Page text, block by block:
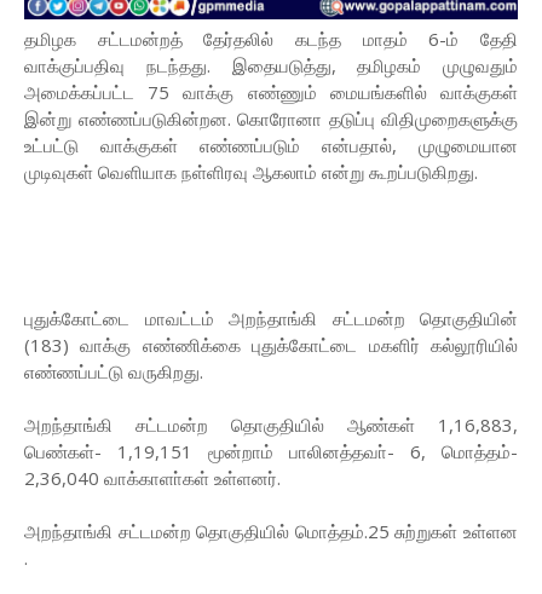
தமிழக சட்டமன்றத் தேர்தலில் கடந்த மாதம் 6-ம் தேதி
வாக்குப்பதிவு நடந்தது. இதையடுத்து, தமிழகம் முழுவதும்
அமைக்கப்பட்ட 75 வாக்கு எண்ணும் மையங்களில் வாக்குகள்
இன்று எண்ணப்படுகின்றன. கொரோனா தடுப்பு விதிமுறைகளுக்கு
உட்பட்டு வாக்குகள் எண்ணப்படும் என்பதால், முழுமையான
முடிவுகள் வெளியாக நள்ளிரவு ஆகலாம் என்று கூறப்படுகிறது.
புதுக்கோட்டை மாவட்டம் அறந்தாங்கி சட்டமன்ற தொகுதியின்
(183) வாக்கு எண்ணிக்கை புதுக்கோட்டை மகளிர் கல்லூரியில்
எண்ணப்பட்டு வருகிறது.
அறந்தாங்கி சட்டமன்ற தொகுதியில் ஆண்கள் 1,16,883,
பெண்கள்- 1,19,151 மூன்றாம் பாலினத்தவா்- 6, மொத்தம்-
2,36,040 வாக்காளா்கள் உள்ளனர்.
அறந்தாங்கி சட்டமன்ற தொகுதியில் மொத்தம்.25 சுற்றுகள் உள்ளன
.